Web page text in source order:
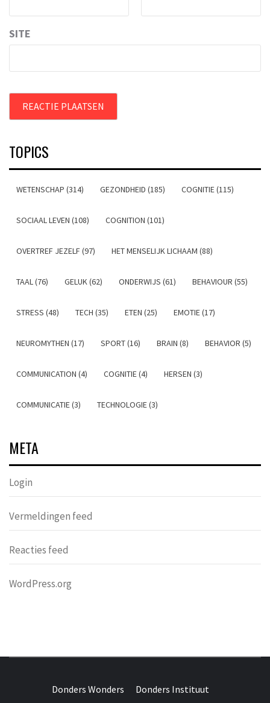
SITE
TOPICS
WETENSCHAP (314) GEZONDHEID (185) COGNITIE (115)
SOCIAAL LEVEN (108) COGNITION (101)
OVERTREF JEZELF (97) HET MENSELIJK LICHAAM (88)
TAAL (76) GELUK (62) ONDERWIJS (61) BEHAVIOUR (55)
STRESS (48) TECH (35) ETEN (25) EMOTIE (17)
NEUROMYTHEN (17) SPORT (16) BRAIN (8) BEHAVIOR (5)
COMMUNICATION (4) COGNITIE (4) HERSEN (3)
COMMUNICATIE (3) TECHNOLOGIE (3)
META
Login
Vermeldingen feed
Reacties feed
WordPress.org
Donders Wonders Donders Instituut